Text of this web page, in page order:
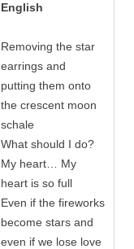
English
Removing the star
earrings and
putting them onto
the crescent moon
schale
What should I do?
My heart… My
heart is so full
Even if the fireworks
become stars and
even if we lose love